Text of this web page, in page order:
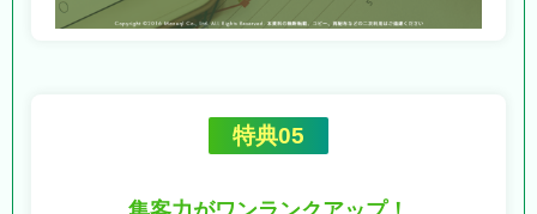
特典05